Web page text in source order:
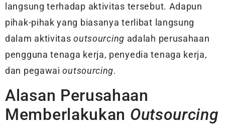
langsung terhadap aktivitas tersebut. Adapun
pihak-pihak yang biasanya terlibat langsung
dalam aktivitasoutsourcing adalah perusahaan
pengguna tenaga kerja, penyedia tenaga kerja,
dan pegawaioutsourcing.
Alasan Perusahaan
Memberlakukan Outsourcing